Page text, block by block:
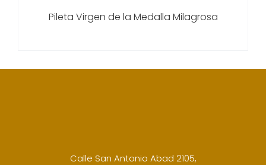
Pileta Virgen de la Medalla Milagrosa
Calle San Antonio Abad 2105,